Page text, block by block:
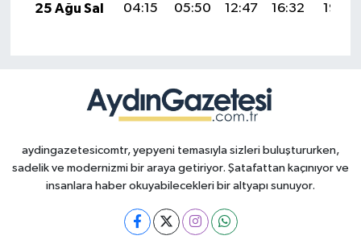
25 Ağu Sal
04:15 05:50 12:47 16:32 19:33
aydingazetesicomtr, yepyeni temasıyla sizleri buluştururken,
sadelik ve modernizmi bir araya getiriyor. Şatafattan kaçınıyor ve
insanlara haber okuyabilecekleri bir altyapı sunuyor.